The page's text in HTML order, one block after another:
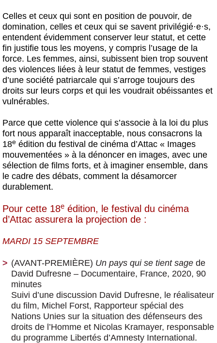
Celles et ceux qui sont en position de pouvoir, de
domination, celles et ceux qui se savent privilégié·e·s,
entendent évidemment conserver leur statut, et cette
fin justifie tous les moyens, y compris l’usage de la
force. Les femmes, ainsi, subissent bien trop souvent
des violences liées à leur statut de femmes, vestiges
d’une société patriarcale qui s’arroge toujours des
droits sur leurs corps et qui les voudrait obéissantes et
vulnérables.
Parce que cette violence qui s’associe à la loi du plus
fort nous apparaît inacceptable, nous consacrons la
18e édition du festival de cinéma d’Attac « Images
mouvementées » à la dénoncer en images, avec une
sélection de films forts, et à imaginer ensemble, dans
le cadre des débats, comment la désamorcer
durablement.
Pour cette 18e édition, le festival du cinéma
d’Attac assurera la projection de :
MARDI 15 SEPTEMBRE
(AVANT-PREMIÈRE) Un pays qui se tient sage de
David Dufresne – Documentaire, France, 2020, 90
minutes
Suivi d’une discussion David Dufresne, le réalisateur
du film, Michel Forst, Rapporteur spécial des
Nations Unies sur la situation des défenseurs des
droits de l’Homme et Nicolas Kramayer, responsable
du programme Libertés d’Amnesty International.